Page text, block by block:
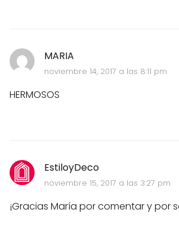
MARIA
noviembre 14, 2017 a las 8:11 pm
HERMOSOS
EstiloyDeco
noviembre 15, 2017 a las 3:27 pm
¡Gracias María por comentar y por